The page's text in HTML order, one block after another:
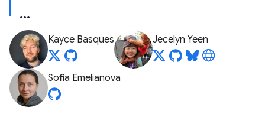
Kayce Basques Jecelyn Yeen
Sofia Emelianova